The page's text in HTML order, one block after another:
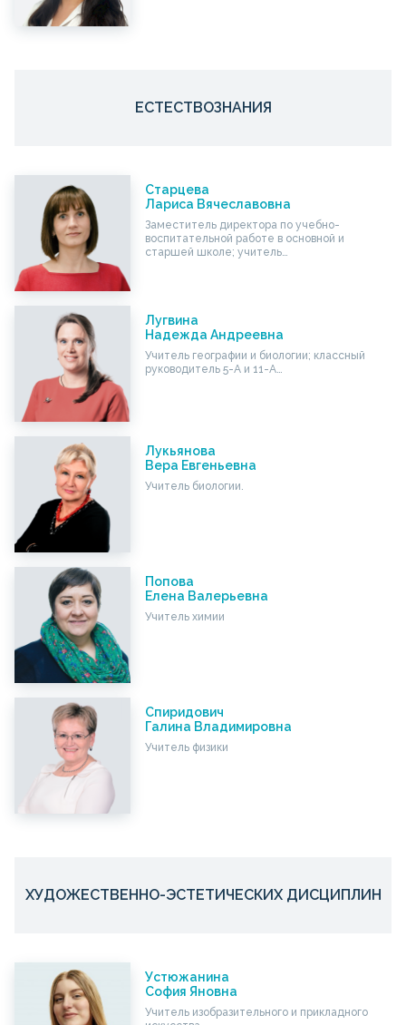
ЕСТЕСТВОЗНАНИЯ
Старцева
Лариса Вячеславовна
Заместитель директора по учебно-
воспитательной работе в основной и
старшей школе; учитель…
Лугвина
Надежда Андреевна
Учитель географии и биологии; классный
руководитель 5-А и 11-А…
Лукьянова
Вера Евгеньевна
Учитель биологии.
Попова
Елена Валерьевна
Учитель химии
Спиридович
Галина Владимировна
Учитель физики
ХУДОЖЕСТВЕННО-ЭСТЕТИЧЕСКИХ ДИСЦИПЛИН
Устюжанина
София Яновна
Учитель изобразительного и прикладного